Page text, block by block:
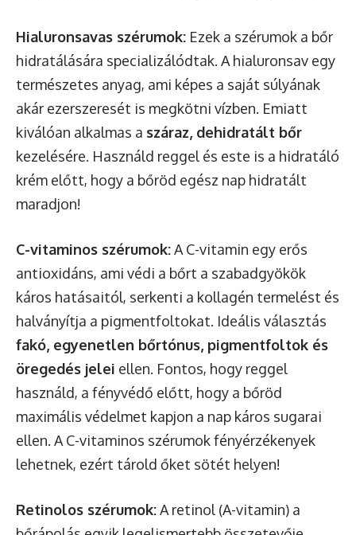
Hialuronsavas szérumok: Ezek a szérumok a bőr
hidratálására specializálódtak. A hialuronsav egy
természetes anyag, ami képes a saját súlyának
akár ezerszeresét is megkötni vízben. Emiatt
kiválóan alkalmas a száraz, dehidratált bőr
kezelésére. Használd reggel és este is a hidratáló
krém előtt, hogy a bőröd egész nap hidratált
maradjon!
C-vitaminos szérumok:A C-vitamin egy erős
antioxidáns, ami védi a bőrt a szabadgyökök
káros hatásaitól, serkenti a kollagén termelést és
halványítja a pigmentfoltokat. Ideális választás
fakó, egyenetlen bőrtónus, pigmentfoltok és
öregedés jelei ellen. Fontos, hogy reggel
használd, a fényvédő előtt, hogy a bőröd
maximális védelmet kapjon a nap káros sugarai
ellen. A C-vitaminos szérumok fényérzékenyek
lehetnek, ezért tárold őket sötét helyen!
Retinolos szérumok:A retinol (A-vitamin) a